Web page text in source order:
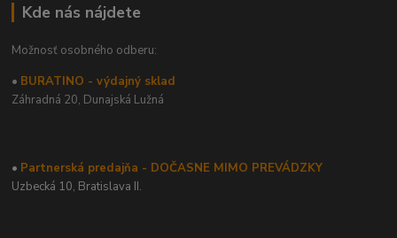
Kde nás nájdete
Možnosť osobného odberu:
• BURATINO - výdajný sklad
Záhradná 20, Dunajská Lužná
• Partnerská predajňa - DOČASNE MIMO PREVÁDZKY
Uzbecká 10, Bratislava II.